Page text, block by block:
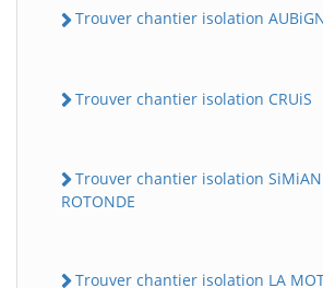
Trouver chantier isolation
Trouver chantier isolation CRUiS
Trouver chantier isolation
ROTONDE
Trouver chantier isolation LA